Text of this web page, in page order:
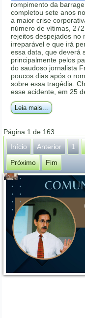
rompimento da
completou sete anos
a maior crise
número de vítimas,
rejeitos despejados no
irreparável e que irá
essa data, que deverá
principalmente pelos
do saudoso jornalista
poucos dias após o
sobre essa tragédia.
esse acidente, em 25
Leia mais...
Página 1 de 163
Início
Anterior 1
Próximo
Fim